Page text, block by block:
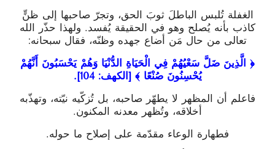
الغفلة تُلبس الباطلَ ثوبَ الحق، وتجرّ صاحبها إلى ظنٍّ
كاذب بأنه يُصلح وهو في الحقيقة يُفسد. ولهذا حذّر الله
تعالى من حال مَن أضاع جهده وظنّه، فقال سبحانه:
﴿ الَّذِينَ ضَلَّ سَعْيُهُمْ فِي الْحَيَاةِ الدُّنْيَا وَهُمْ يَحْسَبُونَ أَنَّهُمْ
يُحْسِنُونَ صُنْعًا ﴾ [الكهف: 104].
فاعلم أن المظهر لا يطهّر صاحبه، بل تُزكّيه نيّته، وتهذّبه
أخلاقه، وتُظهر معدنه المكنون.
فطهارة الوعاء مقدّمة على إصلاح ما حوله.